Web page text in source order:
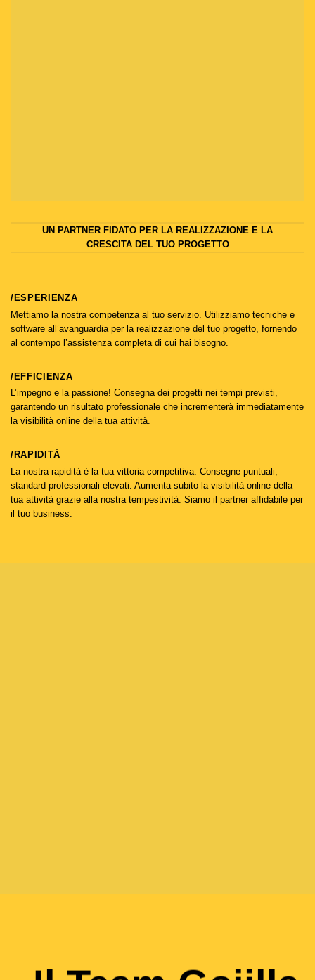
UN PARTNER FIDATO PER LA REALIZZAZIONE E LA
CRESCITA DEL TUO PROGETTO
/ESPERIENZA
Mettiamo la nostra competenza al tuo servizio. Utilizziamo tecniche e
software all’avanguardia per la realizzazione del tuo progetto, fornendo
al contempo l’assistenza completa di cui hai bisogno.
/EFFICIENZA
L’impegno e la passione! Consegna dei progetti nei tempi previsti,
garantendo un risultato professionale che incrementerà immediatamente
la visibilità online della tua attività.
/RAPIDITÀ
La nostra rapidità è la tua vittoria competitiva. Consegne puntuali,
standard professionali elevati. Aumenta subito la visibilità online della
tua attività grazie alla nostra tempestività. Siamo il partner affidabile per
il tuo business.